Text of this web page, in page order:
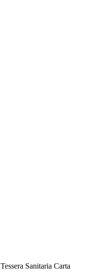
Sanitaria Carta